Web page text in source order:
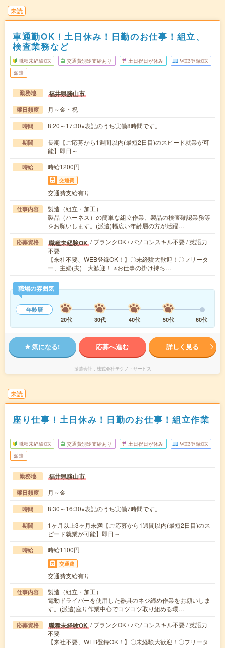
未読
車通勤OK！土日休み！日勤のお仕事！組立、
検査業務など
職種未経験OK 交通費別途支給あり 土日祝日が休み WEB登録OK
派遣
勤務地 福井県勝山市
曜日頻度 月～金・祝
時間 8:20～17:30※表記のうち実働8時間です。
期間
長期【ご応募から1週間以内(最短2日目)のスピード就業が可
能】即日～
時給 時給1200円
交通費
交通費支給有り
仕事内容
製造（組立・加工）
製品（ハーネス）の簡単な組立作業、製品の検査確認業務等
をお願いします。(派遣)幅広い年齢層の方が活躍…
応募資格 職種未経験OK / ブランクOK / パソコンスキル不要 / 英語力
不要
【来社不要、WEB登録OK！】〇未経験大歓迎！〇フリータ
ー、主婦(夫) 大歓迎！ ※お仕事の掛け持ち…
職場の雰囲気
年齢層
20代
30代 40代 50代 60代
気になる! 応募へ進む 詳しく見る
派遣会社 株式会社テクノ・サービス
未読
座り仕事！土日休み！日勤のお仕事！組立作業
職種未経験OK 交通費別途支給あり 土日祝日が休み WEB登録OK
派遣
勤務地 福井県勝山市
曜日頻度 月～金
時間 8:30～16:30※表記のうち実働7時間です。
期間
1ヶ月以上3ヶ月未満【ご応募から1週間以内(最短2日目)のス
ピード就業が可能】即日～
時給 時給1100円
交通費
交通費支給有り
仕事内容
製造（組立・加工）
電動ドライバーを使用した器具のネジ締め作業をお願いしま
す。(派遣)座り作業中心でコツコツ取り組める環…
応募資格 職種未経験OK / ブランクOK / パソコンスキル不要 / 英語力
不要
【来社不要、WEB登録OK！】〇未経験大歓迎！〇フリータ